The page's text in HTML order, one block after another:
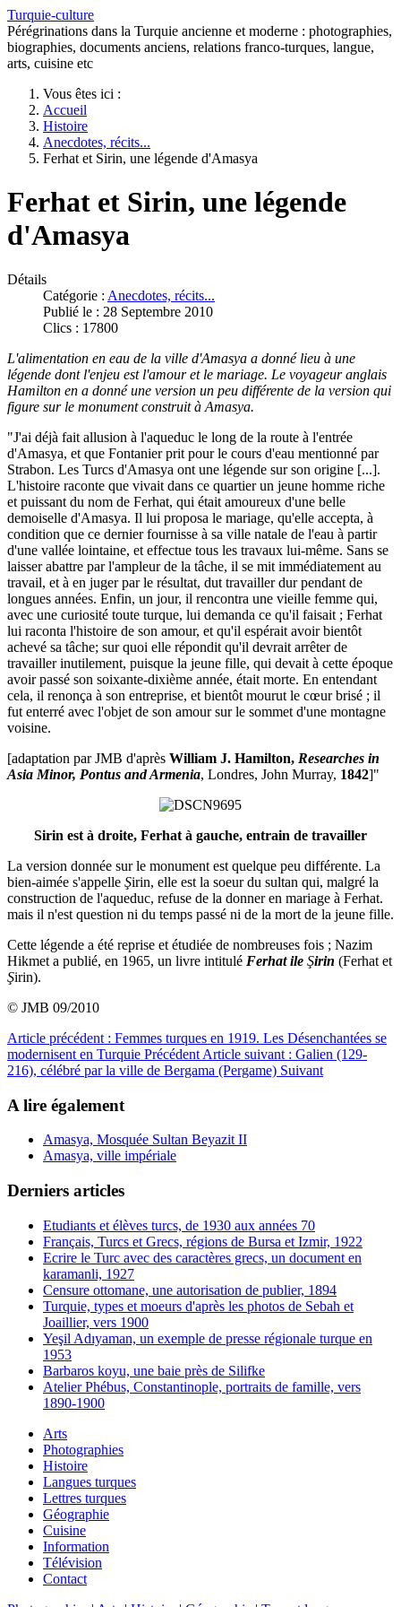
Turquie-culture
Pérégrinations dans la Turquie ancienne et moderne : photographies,
biographies, documents anciens, relations franco-turques, langue,
arts, cuisine etc
Vous êtes ici :
Accueil
Histoire
Anecdotes, récits...
Ferhat et Sirin, une légende d'Amasya
Ferhat et Sirin, une légende
d'Amasya
Détails
Catégorie : Anecdotes, récits...
Publié le : 28 Septembre 2010
Clics : 17800
L'alimentation en eau de la ville d'Amasya a donné lieu à une
légende dont l'enjeu est l'amour et le mariage. Le voyageur anglais
Hamilton en a donné une version un peu différente de la version qui
figure sur le monument construit à Amasya.
"J'ai déjà fait allusion à l'aqueduc le long de la route à l'entrée
d'Amasya, et que Fontanier prit pour le cours d'eau mentionné par
Strabon. Les Turcs d'Amasya ont une légende sur son origine [...].
L'histoire raconte que vivait dans ce quartier un jeune homme riche
et puissant du nom de Ferhat, qui était amoureux d'une belle
demoiselle d'Amasya. Il lui proposa le mariage, qu'elle accepta, à
condition que ce dernier fournisse à sa ville natale de l'eau à partir
d'une vallée lointaine, et effectue tous les travaux lui-même. Sans se
laisser abattre par l'ampleur de la tâche, il se mit immédiatement au
travail, et à en juger par le résultat, dut travailler dur pendant de
longues années. Enfin, un jour, il rencontra une vieille femme qui,
avec une curiosité toute turque, lui demanda ce qu'il faisait ; Ferhat
lui raconta l'histoire de son amour, et qu'il espérait avoir bientôt
achevé sa tâche; sur quoi elle répondit qu'il devrait arrêter de
travailler inutilement, puisque la jeune fille, qui devait à cette époque
avoir passé son soixante-dixième année, était morte. En entendant
cela, il renonça à son entreprise, et bientôt mourut le cœur brisé ; il
fut enterré avec l'objet de son amour sur le sommet d'une montagne
voisine.
[adaptation par JMB d'après William J. Hamilton, Researches in
Asia Minor, Pontus and Armenia, Londres, John Murray, 1842]"
Sirin est à droite, Ferhat à gauche, entrain de travailler
La version donnée sur le monument est quelque peu différente. La
bien-aimée s'appelle Şirin, elle est la soeur du sultan qui, malgré la
construction de l'aqueduc, refuse de la donner en mariage à Ferhat.
mais il n'est question ni du temps passé ni de la mort de la jeune fille.
Cette légende a été reprise et étudiée de nombreuses fois ; Nazim
Hikmet a publié, en 1965, un livre intitulé Ferhat ile Şirin (Ferhat et
Şirin).
© JMB 09/2010
Article précédent : Femmes turques en 1919. Les Désenchantées se
modernisent en Turquie Précédent Article suivant : Galien (129-
216), célébré par la ville de Bergama (Pergame) Suivant
A lire également
Amasya, Mosquée Sultan Beyazit II
Amasya, ville impériale
Derniers articles
Etudiants et élèves turcs, de 1930 aux années 70
Français, Turcs et Grecs, régions de Bursa et Izmir, 1922
Ecrire le Turc avec des caractères grecs, un document en
karamanli, 1927
Censure ottomane, une autorisation de publier, 1894
Turquie, types et moeurs d'après les photos de Sebah et
Joaillier, vers 1900
Yeşil Adıyaman, un exemple de presse régionale turque en
1953
Barbaros koyu, une baie près de Silifke
Atelier Phébus, Constantinople, portraits de famille, vers
1890-1900
Arts
Photographies
Histoire
Langues turques
Lettres turques
Géographie
Cuisine
Information
Télévision
Contact